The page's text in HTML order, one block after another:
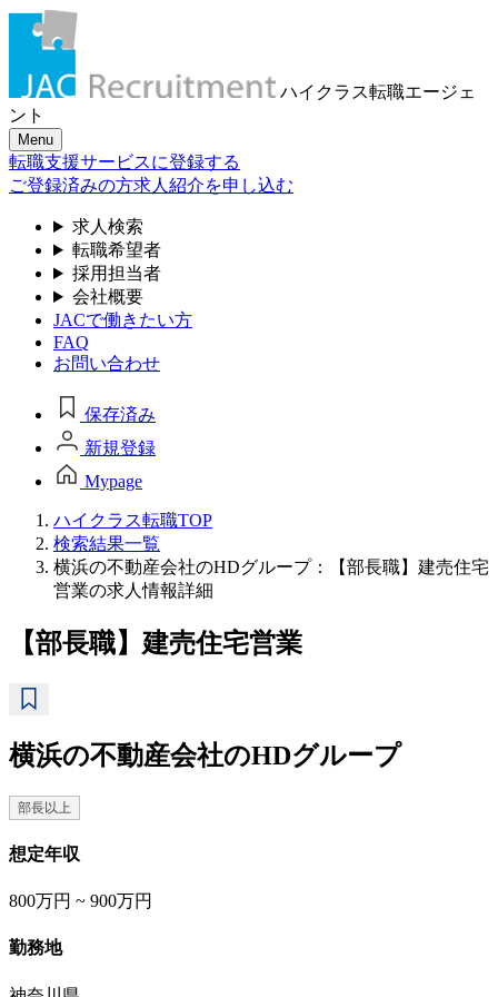
ハイクラス転職エージェ
ント
Menu
転職支援サービスに登録する
ご登録済みの方求人紹介を申し込む
求人検索
転職希望者
採用担当者
会社概要
JACで働きたい方
FAQ
お問い合わせ
保存済み
新規登録
Mypage
ハイクラス転職TOP
検索結果一覧
横浜の不動産会社のHDグループ：【部長職】建売住宅
営業の求人情報詳細
【部長職】建売住宅営業
横浜の不動産会社のHDグループ
部長以上
想定年収
800万円 ~ 900万円
勤務地